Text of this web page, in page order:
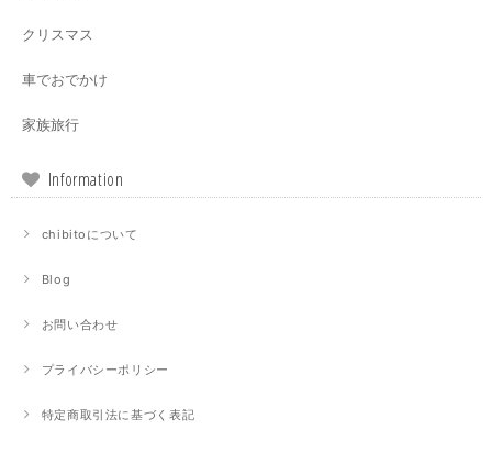
クリスマス
車でおでかけ
家族旅行
Information
chibitoについて
Blog
お問い合わせ
プライバシーポリシー
特定商取引法に基づく表記